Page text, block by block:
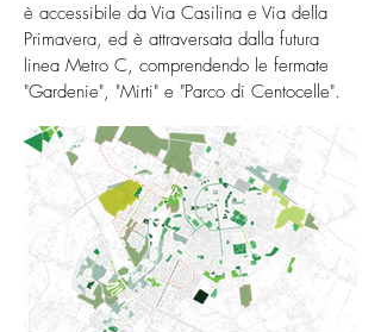
è accessibile da Via Casilina e Via della
Primavera, ed è attraversata dalla futura
linea Metro C, comprendendo le fermate
"Gardenie", "Mirti" e "Parco di Centocelle".